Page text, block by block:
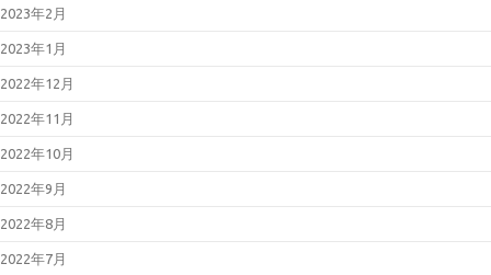
2023年2月
2023年1月
2022年12月
2022年11月
2022年10月
2022年9月
2022年8月
2022年7月